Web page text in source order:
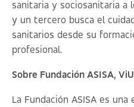
sanitaria y sociosanitaria a
y un tercero busca el
sanitarios desde su
profesional.
Sobre Fundación ASISA,
La Fundación ASISA es